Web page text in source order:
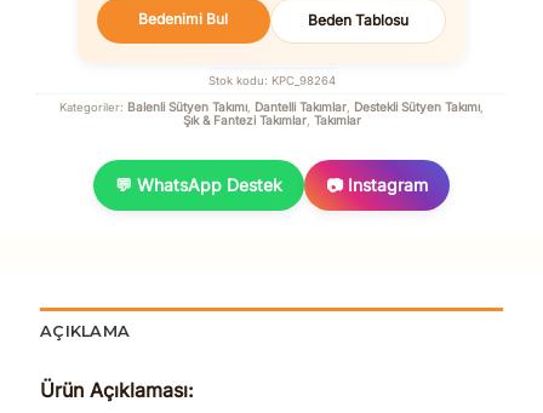
Bedenimi Bul Beden Tablosu
Stok kodu: KPC_98264
Kategoriler: Balenli Sütyen Takımı Dantelli Takımlar Destekli Sütyen Takımı
Şık & Fantezi Takımlar, Takımlar
💬 WhatsApp Destek 📷 Instagram
AÇIKLAMA
Ürün Açıklaması: